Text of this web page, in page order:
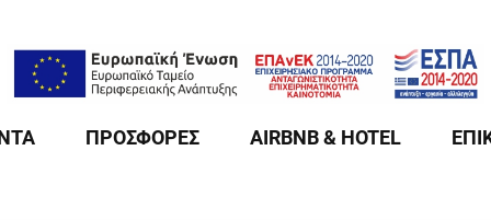
ΠΡΟΣΦΟΡΕΣ AIRBNB & HOTEL